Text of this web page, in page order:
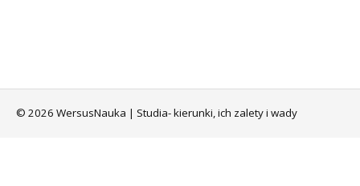
© 2026 WersusNauka | Studia- kierunki, ich zalety i wady